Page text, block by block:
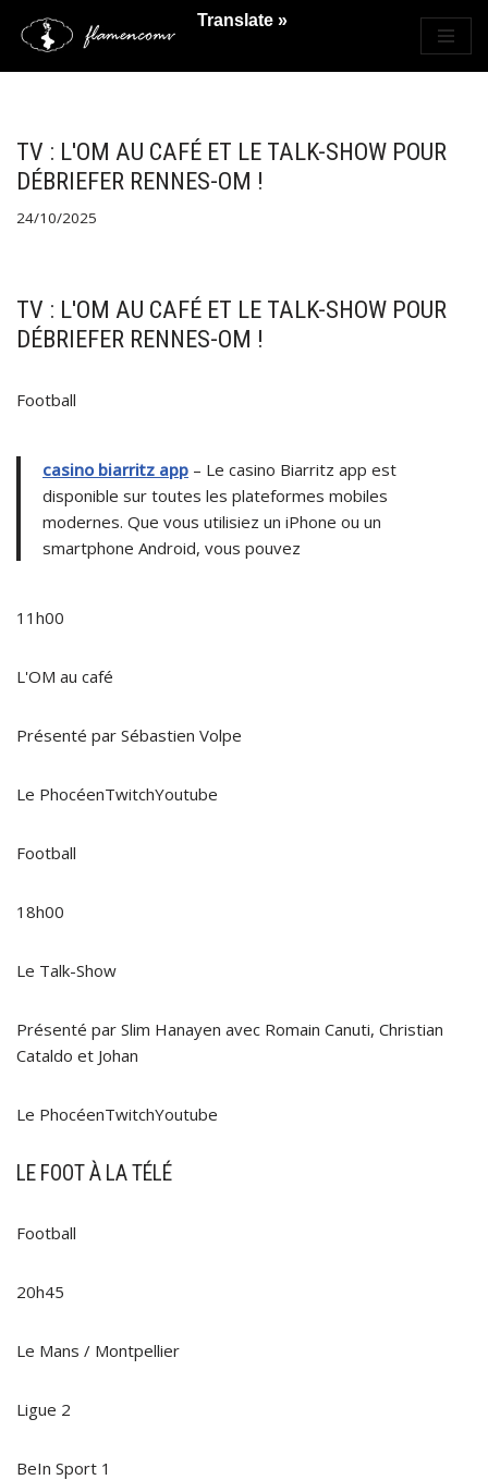
Saltar
TV : L'OM AU CAFÉ ET LE TALK-SHOW POUR
DÉBRIEFER RENNES-OM !
24/10/2025
TV : L'OM AU CAFÉ ET LE TALK-SHOW POUR
DÉBRIEFER RENNES-OM !
Football
casino biarritz app – Le casino Biarritz app est
disponible sur toutes les plateformes mobiles
modernes. Que vous utilisiez un iPhone ou un
smartphone Android, vous pouvez
11h00
L'OM au café
Présenté par Sébastien Volpe
Le PhocéenTwitchYoutube
Football
18h00
Le Talk-Show
Présenté par Slim Hanayen avec Romain Canuti, Christian
Cataldo et Johan
Le PhocéenTwitchYoutube
LE FOOT À LA TÉLÉ
Football
20h45
Le Mans / Montpellier
Ligue 2
BeIn Sport 1
Translate »